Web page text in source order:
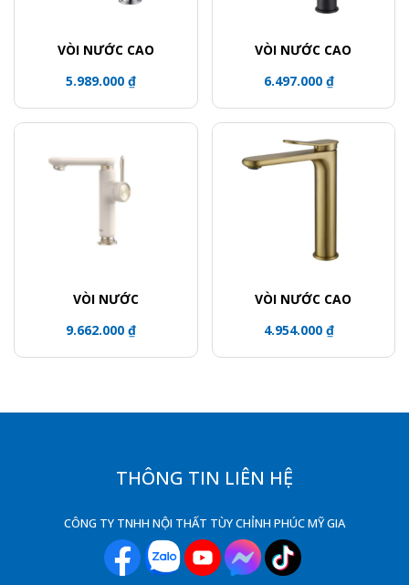
VÒI NƯỚC CAO
5.989.000 ₫
VÒI NƯỚC CAO
6.497.000 ₫
VÒI NƯỚC
9.662.000 ₫
VÒI NƯỚC CAO
4.954.000 ₫
THÔNG TIN LIÊN HỆ
CÔNG TY TNHH NỘI THẤT TÙY CHỈNH PHÚC MỸ GIA